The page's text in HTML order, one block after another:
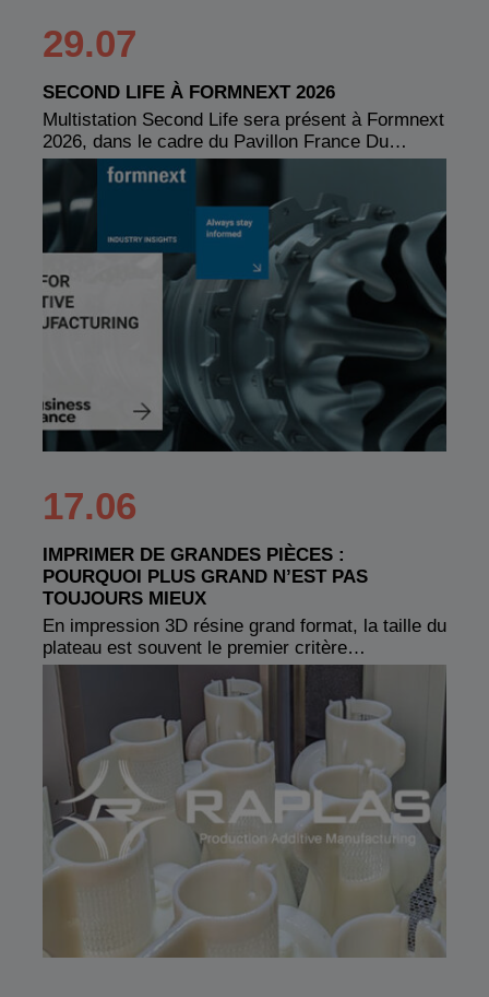
29.07
SECOND LIFE À FORMNEXT 2026
Multistation Second Life sera présent à Formnext
2026, dans le cadre du Pavillon France Du…
17.06
IMPRIMER DE GRANDES PIÈCES :
POURQUOI PLUS GRAND N’EST PAS
TOUJOURS MIEUX
En impression 3D résine grand format, la taille du
plateau est souvent le premier critère…